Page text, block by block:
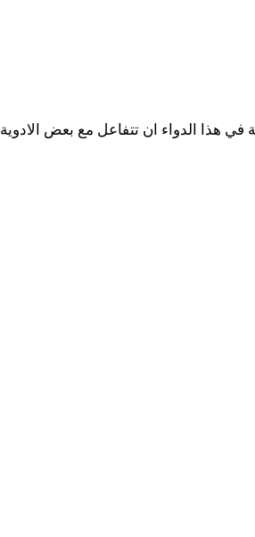
في هذا الدواء ان تتفاعل مع بعض الادوية